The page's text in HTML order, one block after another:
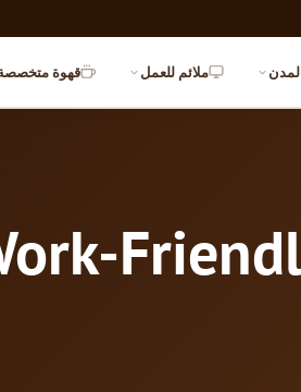
ملائم للعمل قهوة